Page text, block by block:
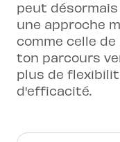
peut
une approche
comme celle
ton parcours
plus de
d'efficacité.